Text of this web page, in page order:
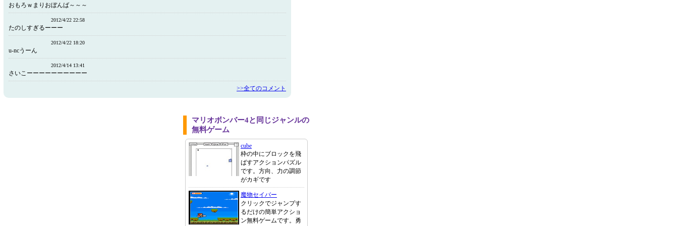
おもろｗまりおぼんば～～～
2012/4/22 22:58
たのしすぎるーーー
2012/4/22 18:20
u-ncうーん
2012/4/14 13:41
さいこーーーーーーーーーー
>>全てのコメント
マリオボンバー4と同じジャンルの
無料ゲーム
cube
枠の中にブロックを飛
ばすアクションパズル
です。方向、力の調節
がカギです
魔物セイバー
クリックでジャンプす
るだけの簡単アクショ
ン無料ゲームです。勇